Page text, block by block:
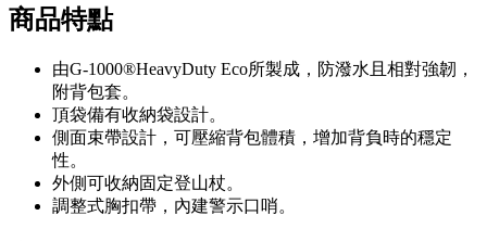
商品特點
由G-1000®HeavyDuty Eco所製成，防潑水且相對強韌，
附背包套。
頂袋備有收納袋設計。
側面束帶設計，可壓縮背包體積，增加背負時的穩定
性。
外側可收納固定登山杖。
調整式胸扣帶，內建警示口哨。